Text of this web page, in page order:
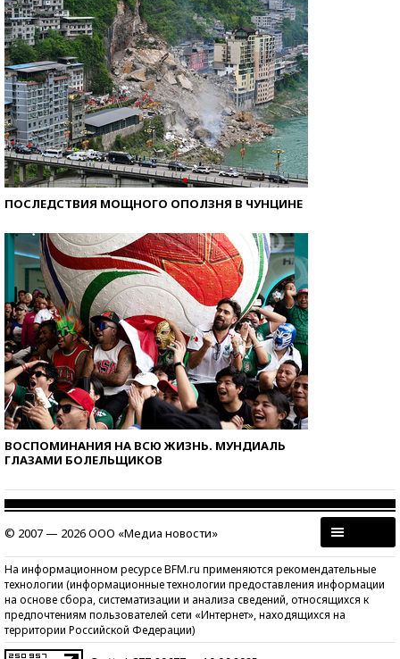
ПОСЛЕДСТВИЯ МОЩНОГО ОПОЛЗНЯ В ЧУНЦИНЕ
ВОСПОМИНАНИЯ НА ВСЮ ЖИЗНЬ. МУНДИАЛЬ
ГЛАЗАМИ БОЛЕЛЬЩИКОВ
© 2007 — 2026 ООО «Медиа новости»
На информационном ресурсе BFM.ru применяются рекомендательные
технологии (информационные технологии предоставления информации
на основе сбора, систематизации и анализа сведений, относящихся к
предпочтениям пользователей сети «Интернет», находящихся на
территории Российской Федерации)